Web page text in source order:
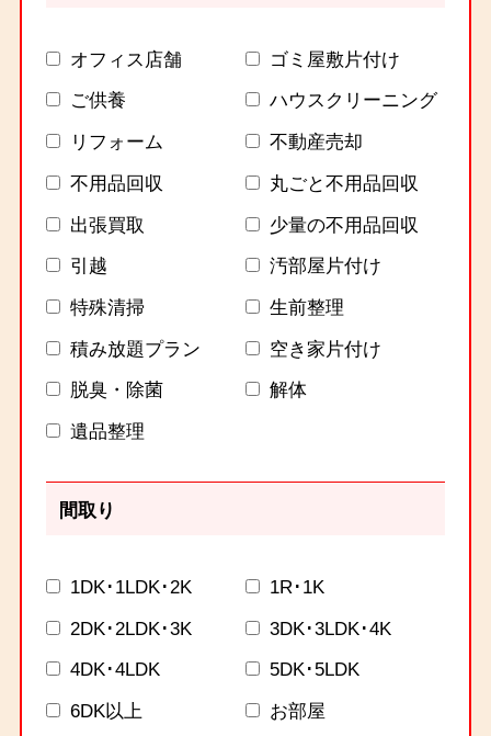
オフィス店舗
ゴミ屋敷片付け
ご供養
ハウスクリーニング
リフォーム
不動産売却
不用品回収
丸ごと不用品回収
出張買取
少量の不用品回収
引越
汚部屋片付け
特殊清掃
生前整理
積み放題プラン
空き家片付け
脱臭・除菌
解体
遺品整理
間取り
1DK･1LDK･2K
1R･1K
2DK･2LDK･3K
3DK･3LDK･4K
4DK･4LDK
5DK･5LDK
6DK以上
お部屋